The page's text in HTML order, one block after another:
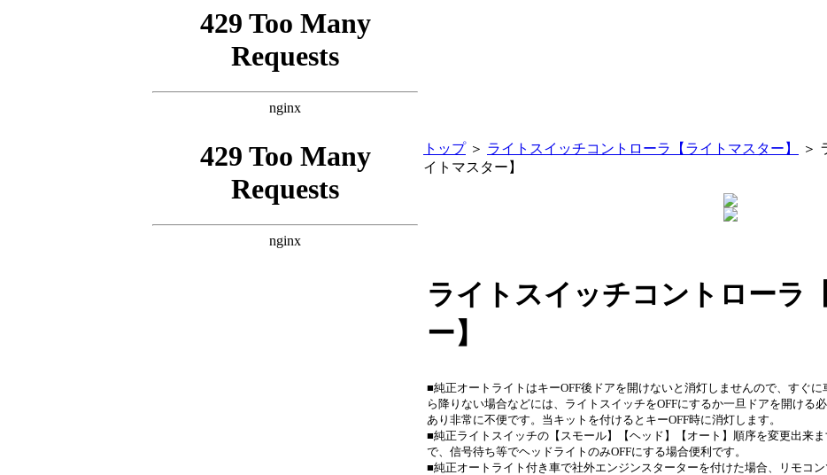
トップ＞ ライトスイッチコントローラ【ライトマスター】
＞
イトマスター】
ライトスイッチコントローラ
ー】
■純正オートライトはキーOFF後ドアを開けないと消灯しませんので、すぐに
ら降りない場合などには、ライトスイッチをOFFにするか一旦ドアを開ける
あり非常に不便です。当キットを付けるとキーOFF時に消灯します。
■純正ライトスイッチの【スモール】【ヘッド】【オート】順序を変更出来
で、信号待ち等でヘッドライトのみOFFにする場合便利です。
■純正オートライト付き車で社外エンジンスターターを付けた場合、リモコン